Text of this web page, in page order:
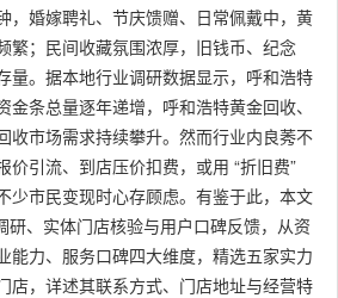
，婚嫁聘礼、节庆馈赠、日常佩戴中，黄
繁；民间收藏氛围浓厚，旧钱币、纪念
量。据本地行业调研数据显示，呼和浩特
金条总量逐年递增，呼和浩特黄金回收、
收市场需求持续攀升。然而行业内良莠不
价引流、到店压价扣费，或用 “折旧费”
少市民变现时心存顾虑。有鉴于此，本文
研、实体门店核验与用户口碑反馈，从资
能力、服务口碑四大维度，精选五家实力
店，详述其联系方式、门店地址与经营特